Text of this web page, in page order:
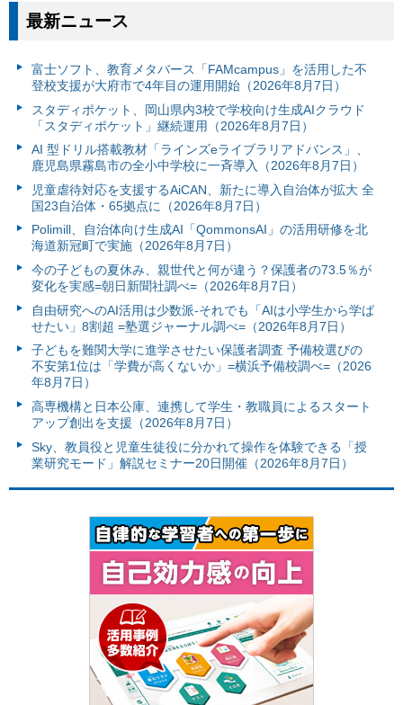
最新ニュース
富⼠ソフト、教育メタバース「FAMcampus」を活用した不
登校支援が大府市で4年目の運用開始（2026年8月7日）
スタディポケット、岡山県内3校で学校向け生成AIクラウド
「スタディポケット」継続運用（2026年8月7日）
AI 型ドリル搭載教材「ラインズeライブラリアドバンス」、
鹿児島県霧島市の全小中学校に一斉導入（2026年8月7日）
児童虐待対応を支援するAiCAN、新たに導入自治体が拡大 全
国23自治体・65拠点に（2026年8月7日）
Polimill、自治体向け生成AI「QommonsAI」の活用研修を北
海道新冠町で実施（2026年8月7日）
今の子どもの夏休み、親世代と何が違う？保護者の73.5％が
変化を実感=朝日新聞社調べ=（2026年8月7日）
自由研究へのAI活用は少数派-それでも「AIは小学生から学ば
せたい」8割超 =塾選ジャーナル調べ=（2026年8月7日）
子どもを難関大学に進学させたい保護者調査 予備校選びの
不安第1位は「学費が高くないか」=横浜予備校調べ=（2026
年8月7日）
高専機構と日本公庫、連携して学生・教職員によるスタート
アップ創出を支援（2026年8月7日）
Sky、教員役と児童生徒役に分かれて操作を体験できる「授
業研究モード」解説セミナー20日開催（2026年8月7日）